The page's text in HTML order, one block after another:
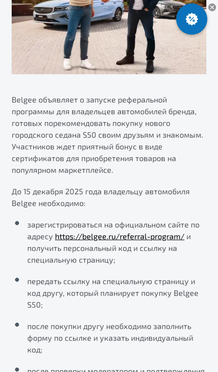
Яркий кроссовер
от 2 219 990 ₽*
S50
от 1 699 990 ₽*
Обзор В наличии
X70
Автокредит
Трейд-ин
Страхование
Расчет КАСКО
Узнайте о специальных выгодах при покупке
Подробно
Автомобили в наличии
Тест-драйв
Спецпредложения
ПОДДЕРЖКА
Гарантия Belgee
Клиентская поддержка
Помощь на дорогах
Belgee Клуб
Belgee Плюс
Реферальная программа
"Помощь на дорогах"
Преимущества программы
О дилерском центре
Правовая информация
Belgee объявляет о запуске реферальной
программы для владельцев автомобилей бренда,
готовых порекомендовать покупку нового
городского седана S50 своим друзьям и знакомым.
Участников ждет приятный бонус в виде
сертификатов для приобретения товаров на
популярном маркетплейсе.
До 15 декабря 2025 года владельцу автомобиля
Belgee необходимо:
зарегистрироваться на официальном сайте по
адресу https://belgee.ru/referral-program/ и
получить персональный код и ссылку на
специальную страницу;
передать ссылку на специальную страницу и
код другу, который планирует покупку Belgee
S50;
после покупки другу необходимо заполнить
форму по ссылке и указать индивидуальный
код;